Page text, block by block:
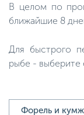
В целом по
ближайшие 8
Для быстрого
рыбе - выберите